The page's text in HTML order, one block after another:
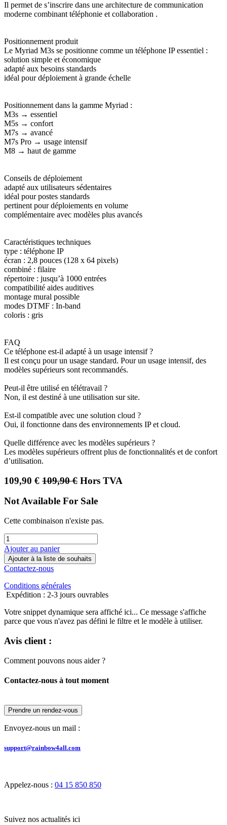
Il permet de s’inscrire dans une architecture de communication
moderne combinant téléphonie et collaboration .
Positionnement produit
Le Myriad M3s se positionne comme un téléphone IP essentiel :
solution simple et économique
adapté aux besoins standards
idéal pour déploiement à grande échelle
Positionnement dans la gamme Myriad :
M3s → essentiel
M5s → confort
M7s → avancé
M7s Pro → usage intensif
M8 → haut de gamme
Conseils de déploiement
adapté aux utilisateurs sédentaires
idéal pour postes standards
pertinent pour déploiements en volume
complémentaire avec modèles plus avancés
Caractéristiques techniques
type : téléphone IP
écran : 2,8 pouces (128 x 64 pixels)
combiné : filaire
répertoire : jusqu’à 1000 entrées
compatibilité aides auditives
montage mural possible
modes DTMF : In-band
coloris : gris
FAQ
Ce téléphone est-il adapté à un usage intensif ?
Il est conçu pour un usage standard. Pour un usage intensif, des
modèles supérieurs sont recommandés.
Peut-il être utilisé en télétravail ?
Non, il est destiné à une utilisation sur site.
Est-il compatible avec une solution cloud ?
Oui, il fonctionne dans des environnements IP et cloud.
Quelle différence avec les modèles supérieurs ?
Les modèles supérieurs offrent plus de fonctionnalités et de confort
d’utilisation.
109,90 € 109,90€ Hors TVA
Not Available For Sale
Cette combinaison n'existe pas.
Ajouter au panier
Ajouter à la liste de souhaits
Contactez-nous
Conditions générales
Expédition : 2-3 jours ouvrables
Votre snippet dynamique sera affiché ici... Ce message s'affiche
parce que vous n'avez pas défini le filtre et le modèle à utiliser.
Avis client :
Comment pouvons nous aider ?
Contactez-nous à tout moment
Prendre un rendez-vous
Envoyez-nous un mail :
support@rainbow4all.com
Appelez-nous : 04 15 850 850
Suivez nos actualités ici